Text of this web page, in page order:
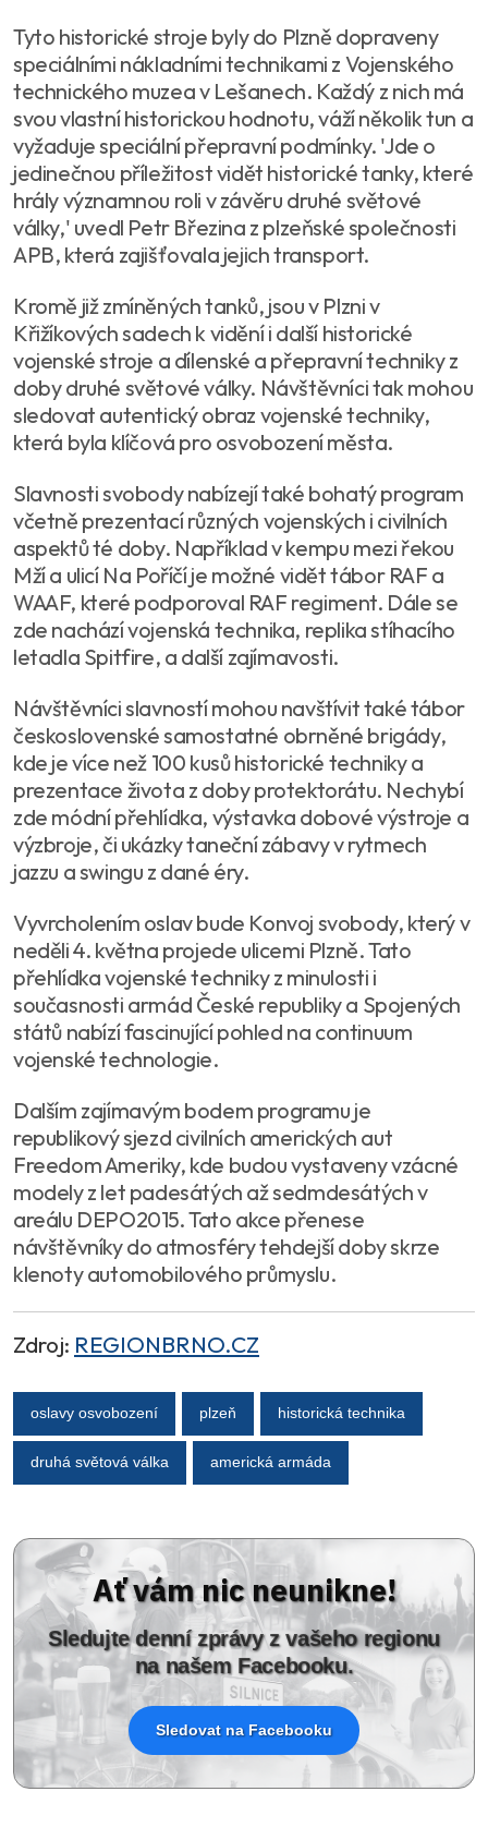
Tyto historické stroje byly do Plzně dopraveny
speciálními nákladními technikami z Vojenského
technického muzea v Lešanech. Každý z nich má
svou vlastní historickou hodnotu, váží několik tun a
vyžaduje speciální přepravní podmínky. 'Jde o
jedinečnou příležitost vidět historické tanky, které
hrály významnou roli v závěru druhé světové
války,' uvedl Petr Březina z plzeňské společnosti
APB, která zajišťovala jejich transport.
Kromě již zmíněných tanků, jsou v Plzni v
Křižíkových sadech k vidění i další historické
vojenské stroje a dílenské a přepravní techniky z
doby druhé světové války. Návštěvníci tak mohou
sledovat autentický obraz vojenské techniky,
která byla klíčová pro osvobození města.
Slavnosti svobody nabízejí také bohatý program
včetně prezentací různých vojenských i civilních
aspektů té doby. Například v kempu mezi řekou
Mží a ulicí Na Poříčí je možné vidět tábor RAF a
WAAF, které podporoval RAF regiment. Dále se
zde nachází vojenská technika, replika stíhacího
letadla Spitfire, a další zajímavosti.
Návštěvníci slavností mohou navštívit také tábor
československé samostatné obrněné brigády,
kde je více než 100 kusů historické techniky a
prezentace života z doby protektorátu. Nechybí
zde módní přehlídka, výstavka dobové výstroje a
výzbroje, či ukázky taneční zábavy v rytmech
jazzu a swingu z dané éry.
Vyvrcholením oslav bude Konvoj svobody, který v
neděli 4. května projede ulicemi Plzně. Tato
přehlídka vojenské techniky z minulosti i
současnosti armád České republiky a Spojených
států nabízí fascinující pohled na continuum
vojenské technologie.
Dalším zajímavým bodem programu je
republikový sjezd civilních amerických aut
Freedom Ameriky, kde budou vystaveny vzácné
modely z let padesátých až sedmdesátých v
areálu DEPO2015. Tato akce přenese
návštěvníky do atmosféry tehdejší doby skrze
klenoty automobilového průmyslu.
Zdroj: REGIONBRNO.CZ
oslavy osvobození plzeň historická technika
druhá světová válka americká armáda
Ať vám nic neunikne!
Sledujte denní zprávy z vašeho regionu
na našem Facebooku.
Sledovat na Facebooku